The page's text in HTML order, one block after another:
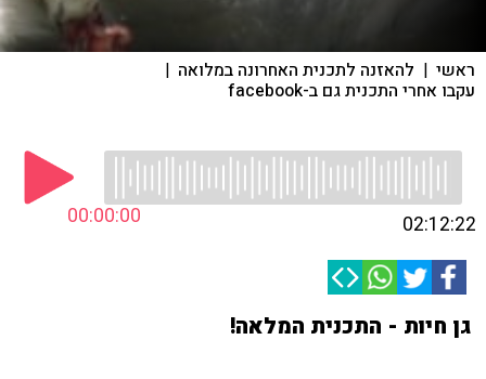
ראשי | להאזנה לתכנית האחרונה במלואה |
עקבו אחרי התכנית גם ב-facebook
00:00:00 02:12:22
גן חיות - התכנית המלאה!